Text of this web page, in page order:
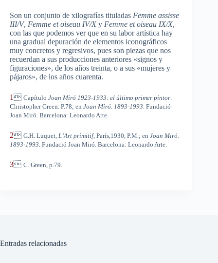
Son un conjunto de xilografías tituladas Femme assisse
III/V, Femme et oiseau IV/X y Femme et oiseau IX/X,
con las que podemos ver que en su labor artística hay
una gradual depuración de elementos iconográficos
muy concretos y regresivos, pues son piezas que nos
recuerdan a sus producciones anteriores «signos y
figuraciones», de los años treinta, o a sus «mujeres y
pájaros», de los años cuarenta.
1 Capítulo Joan Miró 1923-1933: el último primer pintor.
Christopher Green. P.78; en Joan Miró. 1893-1993. Fundació
Joan Miró. Barcelona: Leonardo Arte.
2 G.H. Luquet, L’Art primitif, París,1930, P.M.; en Joan Miró.
1893-1993. Fundació Joan Miró. Barcelona: Leonardo Arte.
3 C. Green, p.79.
Entradas relacionadas